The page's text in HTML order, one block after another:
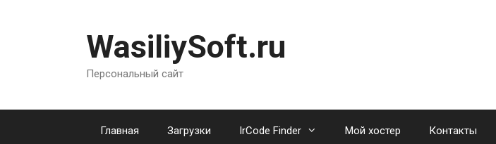
WasiliySoft.ru
Персональный сайт
Главная Загрузки IrCode Finder Мой хостер Контакты